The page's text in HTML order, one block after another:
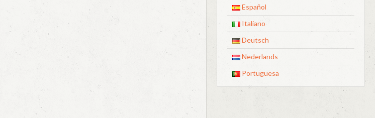
Español
Italiano
Deutsch
Nederlands
Portuguesa